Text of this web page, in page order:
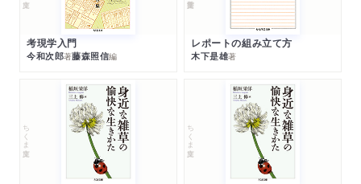
考現学入門
今和次郎著藤森照信編
レポートの組み立て方
木下是雄著
ちくま文庫 ちくま文庫